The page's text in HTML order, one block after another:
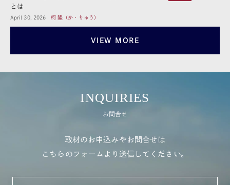
とは
April 30, 2026 柯 隆（か・りゅう）
VIEW MORE
INQUIRIES
お問合せ
取材のお申込みやお問合せは
こちらのフォームより送信してください。